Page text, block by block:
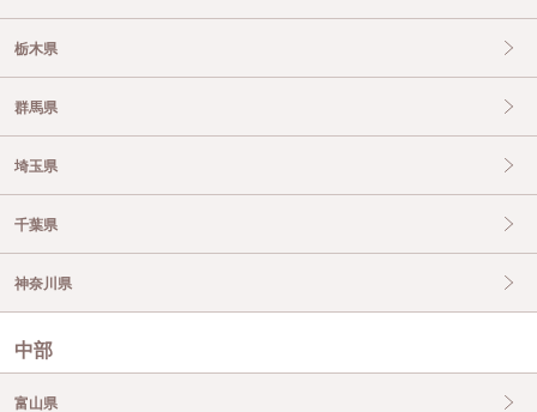
栃木県
群馬県
埼玉県
千葉県
神奈川県
中部
富山県